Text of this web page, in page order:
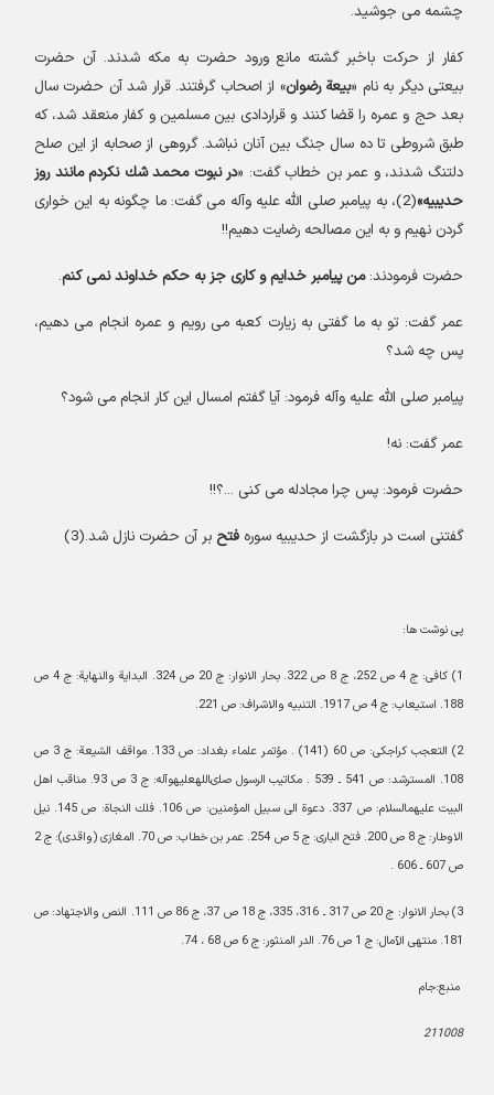
چشمه مى‏ جوشيد.
كفار از حركت باخبر گشته مانع ورود حضرت به مكه شدند. آن حضرت
بيعتى ديگر به نام « بيعة رضوان» از اصحاب گرفتند. قرار شد آن حضرت سال
بعد حج و عمره را قضا كنند و قراردادى بين مسلمين و كفار منعقد شد، كه
طبق شروطى تا ده سال جنگ بين آنان نباشد. گروهى از صحابه از اين صلح
دلتنگ شدند، و عمر بن خطاب گفت: « در نبوت محمد شك نكردم مانند روز
حديبيه»
(2)، به پيامبر صلى‏ الله‏ عليه‏ و‏آله مى‏ گفت: ما چگونه به اين خوارى
گردن نهيم و به اين مصالحه رضايت دهيم!!
حضرت فرمودند:من پيامبر خدايم و كارى جز به حكم خداوند نمى ‏كنم.
عمر گفت: تو به ما گفتى به زيارت كعبه مى ‏رويم و عمره انجام مى ‏دهيم،
پس چه شد؟
پيامبر صلى ‏الله ‏عليه ‏و‏آله فرمود: آيا گفتم امسال اين كار انجام مى ‏شود؟
عمر گفت: نه!
حضرت فرمود: پس چرا مجادله مى‏ كنى ...؟!!
گفتنی است در بازگشت از حديبيه سورهفتحبر آن حضرت نازل شد.(3)
پی نوشت ها:
1) كافى: ج 4 ص 252، ج 8 ص 322. بحار الانوار: ج 20 ص 324. البداية والنهاية: ج 4 ص
188. استيعاب: ج 4 ص 1917. التنبيه والاشراف: ص 221.
2) التعجب كراجكى: ص 60 (141) . مؤتمر علماء بغداد: ص 133. مواقف الشيعة: ج 3 ص
108. المسترشد: ص 541 ـ 539 . مكاتيب الرسول صلى‏الله‏عليه‏و‏آله: ج 3 ص 93. مناقب اهل
البيت عليهم‏السلام: ص 337. دعوة الى سبيل المؤمنين: ص 106. فلك النجاة: ص 145. نيل
الاوطار: ج 8 ص 200. فتح البارى: ج 5 ص 254. عمر بن خطاب: ص 70. المغازى (واقدى): ج 2
ص 607 ـ 606 .
3) بحار الانوار: ج 20 ص 317 ـ 316، 335، ج 18 ص 37، ج 86 ص 111. النص والاجتهاد: ص
181. منتهى الآمال: ج 1 ص 76. الدر المنثور: ج 6 ص 68 ، 74.
منبع:جام
211008